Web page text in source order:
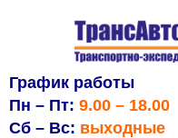
График работы
Пн – Пт: 9.00 – 18.00
Сб – Вс: выходные